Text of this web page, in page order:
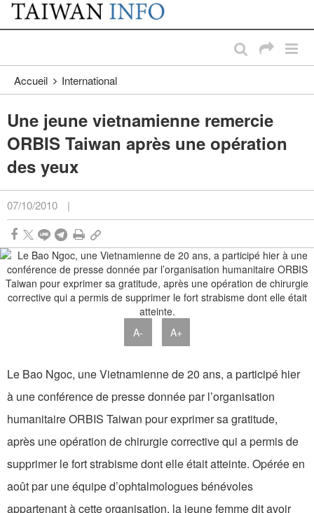
Passer au contenu principal
:::
Accueil International
Une jeune vietnamienne remercie
ORBIS Taiwan après une opération
des yeux
07/10/2010 |
A- A+
Le Bao Ngoc, une Vietnamienne de 20 ans, a participé hier
à une conférence de presse donnée par l’organisation
humanitaire ORBIS Taiwan pour exprimer sa gratitude,
après une opération de chirurgie corrective qui a permis de
supprimer le fort strabisme dont elle était atteinte. Opérée en
août par une équipe d’ophtalmologues bénévoles
appartenant à cette organisation, la jeune femme dit avoir